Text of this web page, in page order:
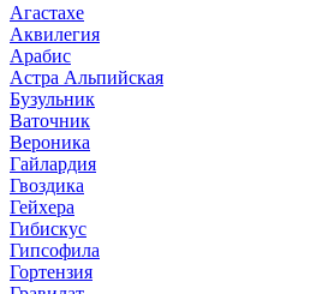
Агастахе
Аквилегия
Арабис
Астра Альпийская
Бузульник
Ваточник
Вероника
Гайлардия
Гвоздика
Гейхера
Гибискус
Гипсофила
Гортензия